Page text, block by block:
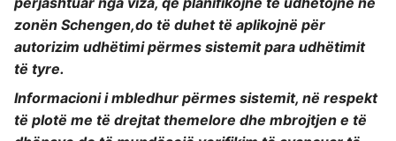
zonën Schengen,do të duhet të aplikojnë për
autorizim udhëtimi përmes sistemit para udhëtimit
të tyre.
Informacioni i mbledhur përmes sistemit, në respekt
të plotë me të drejtat themelore dhe mbrojtjen e të